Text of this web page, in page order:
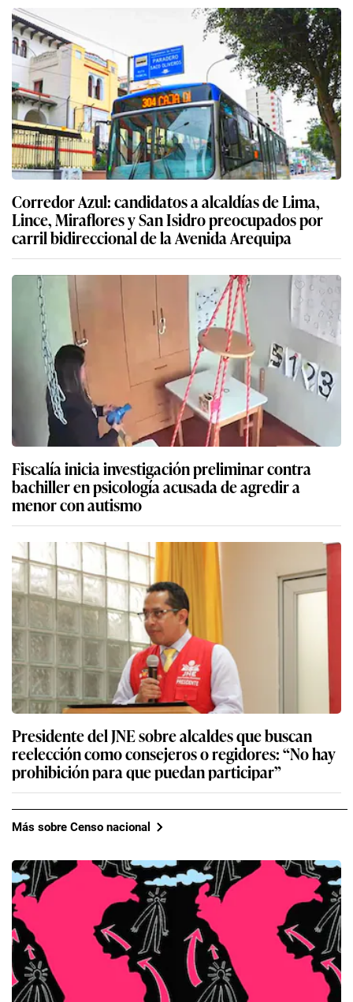
Corredor Azul: candidatos a alcaldías de Lima,
Lince, Miraflores y San Isidro preocupados por
carril bidireccional de la Avenida Arequipa
Fiscalía inicia investigación preliminar contra
bachiller en psicología acusada de agredir a
menor con autismo
Presidente del JNE sobre alcaldes que buscan
reelección como consejeros o regidores: “No hay
prohibición para que puedan participar”
Más sobre Censo nacional